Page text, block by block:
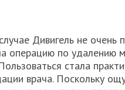
Дивигель не очень
операцию по удалению
стала
врача. Поскольку